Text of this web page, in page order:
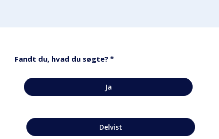
Fandt du, hvad du søgte? *
Ja
Delvist